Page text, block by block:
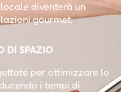
diventerà un
gourmet.
DI SPAZIO
per ottimizzare lo
i tempi di